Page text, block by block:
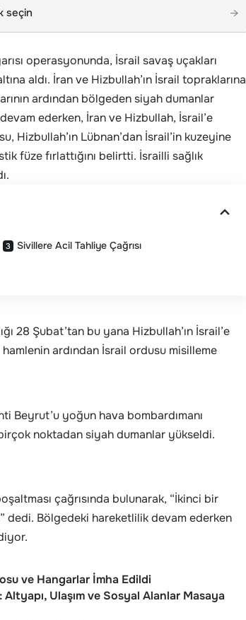
seçin →
operasyonunda, İsrail savaş uçakları
aldı. İran ve Hizbullah’ın İsrail topraklarına
ardından bölgeden siyah dumanlar
ederken, İran ve Hizbullah, İsrail’e
Hizbullah’ın Lübnan’dan İsrail’in kuzeyine
füze fırlattığını belirtti. İsrailli sağlık
Sivillere Acil Tahliye Çağrısı
28 Şubat’tan bu yana Hizbullah’ın İsrail’e
ardından İsrail ordusu misilleme
Beyrut’u yoğun hava bombardımanı
noktadan siyah dumanlar yükseldi.
çağrısında bulunarak, “İkinci bir
Bölgedeki hareketlilik devam ederken
ve Hangarlar İmha Edildi
Ulaşım ve Sosyal Alanlar Masaya